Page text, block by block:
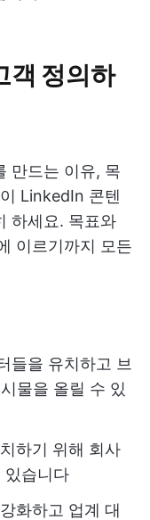
객 정의하
만드는 이유, 목
LinkedIn 콘텐
하세요. 목표와
이르기까지 모든
들을 유치하고 브
물을 올릴 수 있
하기 위해 회사
있습니다
화하고 업계 대